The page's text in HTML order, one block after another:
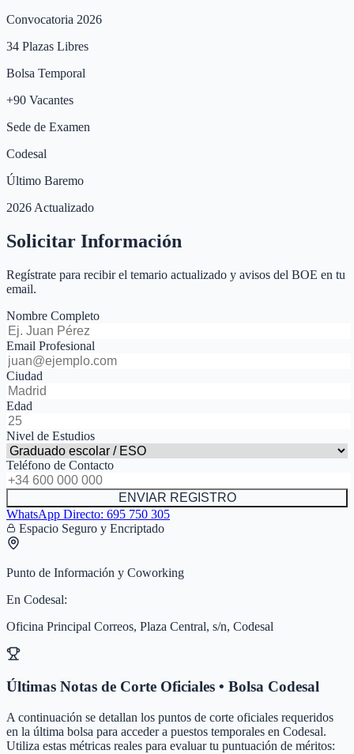
Convocatoria 2026
34 Plazas Libres
Bolsa Temporal
+90 Vacantes
Sede de Examen
Codesal
Último Baremo
2026 Actualizado
Solicitar Información
Regístrate para recibir el temario actualizado y avisos del BOE en tu
email.
Nombre Completo
Email Profesional
Ciudad
Edad
Nivel de Estudios
Teléfono de Contacto
ENVIAR REGISTRO
WhatsApp Directo: 695 750 305
Espacio Seguro y Encriptado
Punto de Información y Coworking
En Codesal:
Oficina Principal Correos, Plaza Central, s/n, Codesal
Últimas Notas de Corte Oficiales • Bolsa Codesal
A continuación se detallan los puntos de corte oficiales requeridos
en la última bolsa para acceder a puestos temporales en Codesal.
Utiliza estas métricas reales para evaluar tu puntuación de méritos: